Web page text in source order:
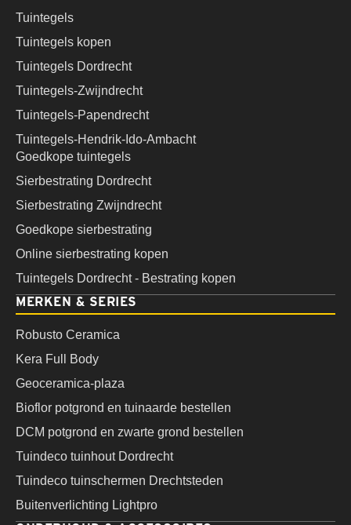
Tuintegels
Tuintegels kopen
Tuintegels Dordrecht
Tuintegels-Zwijndrecht
Tuintegels-Papendrecht
Tuintegels-Hendrik-Ido-Ambacht
Goedkope tuintegels
Sierbestrating Dordrecht
Sierbestrating Zwijndrecht
Goedkope sierbestrating
Online sierbestrating kopen
Tuintegels Dordrecht - Bestrating kopen
MERKEN & SERIES
Robusto Ceramica
Kera Full Body
Geoceramica-plaza
Bioflor potgrond en tuinaarde bestellen
DCM potgrond en zwarte grond bestellen
Tuindeco tuinhout Dordrecht
Tuindeco tuinschermen Drechtsteden
Buitenverlichting Lightpro